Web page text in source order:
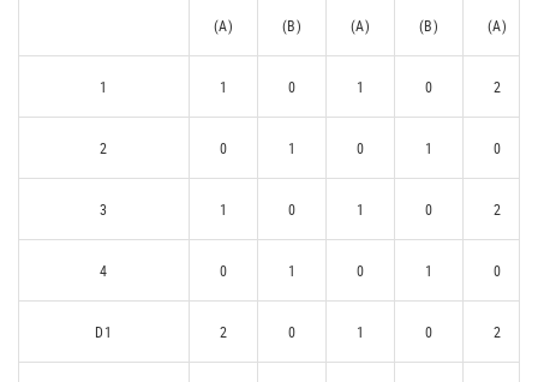
(A) (B) (A) (B) (A)
1 1 0 1 0 2
2 0 1 0 1 0
3 1 0 1 0 2
4 0 1 0 1 0
D1 2 0 1 0 2